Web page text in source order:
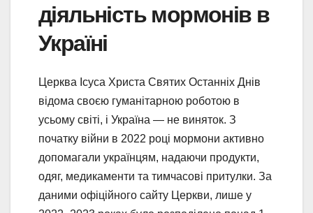
діяльність мормонів в
Україні
Церква Ісуса Христа Святих Останніх Днів
відома своєю гуманітарною роботою в
усьому світі, і Україна — не виняток. З
початку війни в 2022 році мормони активно
допомагали українцям, надаючи продукти,
одяг, медикаменти та тимчасові притулки. За
даними офіційного сайту Церкви, лише у